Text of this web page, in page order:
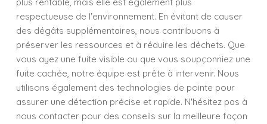
respectueuse de l'environnement. En évitant de causer
des dégâts supplémentaires, nous contribuons à
préserver les ressources et à réduire les déchets. Que
vous ayez une fuite visible ou que vous soupçonniez une
fuite cachée, notre équipe est prête à intervenir. Nous
utilisons également des technologies de pointe pour
assurer une détection précise et rapide. N'hésitez pas à
nous contacter pour des conseils sur la meilleure façon